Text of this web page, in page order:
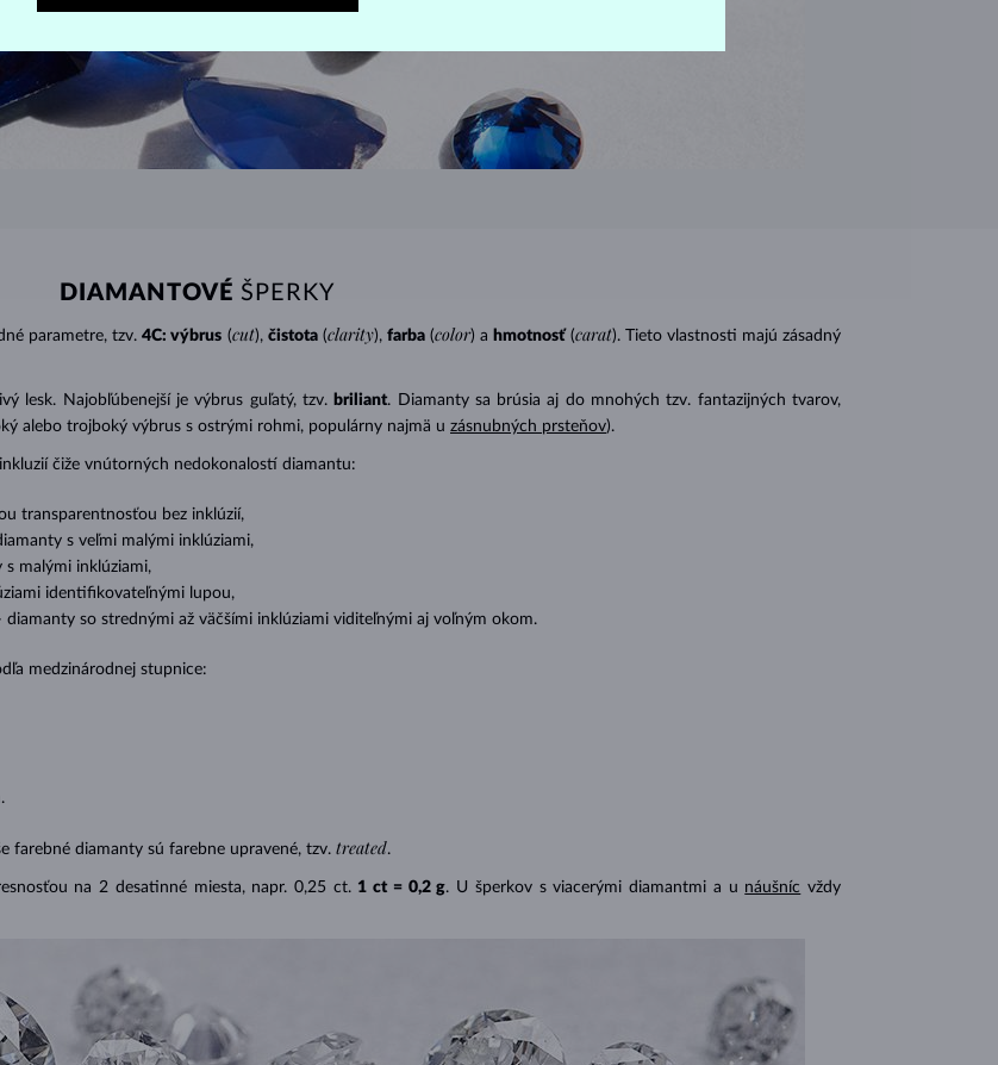
DIAMANTOVÉ ŠPERKY
parametre, tzv. 4C: výbrus (cut), čistota (clarity), farba (color) a hmotnosť (carat). Tieto vlastnosti majú zásadný
lesk. Najobľúbenejší je výbrus guľatý, tzv. briliant. Diamanty sa brúsia aj do mnohých tzv. fantazijných tvarov,
alebo trojboký výbrus s ostrými rohmi, populárny najmä u zásnubných prsteňov).
čiže vnútorných nedokonalostí diamantu:
transparentnosťou bez inklúzií,
s veľmi malými inklúziami,
malými inklúziami,
identifikovateľnými lupou,
diamanty so strednými až väčšími inklúziami viditeľnými aj voľným okom.
medzinárodnej stupnice:
farebné diamanty sú farebne upravené, tzv. treated.
na 2 desatinné miesta, napr. 0,25 ct. 1 ct = 0,2 g. U šperkov s viacerými diamantmi a u náušníc vždy